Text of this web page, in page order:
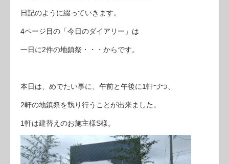
日記のように綴っていきます。
4ページ目の「今日のダイアリー」は
一日に2件の地鎮祭・・・からです。
本日は、めでたい事に、午前と午後に1軒づつ、
2軒の地鎮祭を執り行うことが出来ました。
1軒は建替えのお施主様S様。